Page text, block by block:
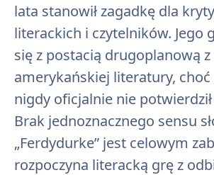
lata stanowił zagadkę dla
literackich i czytelników. Jego
się z postacią drugoplanową z
amerykańskiej literatury,
nigdy oficjalnie nie
Brak jednoznacznego sensu
„Ferdydurke” jest celowym
rozpoczyna literacką grę z